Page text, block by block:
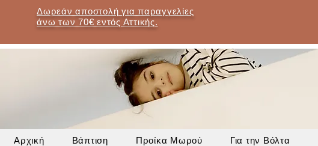
Δωρεάν αποστολή για παραγγελίες
άνω των 70€ εντός Αττικής.
Αρχική Βάπτιση Προίκα Μωρού Για την Βόλτα